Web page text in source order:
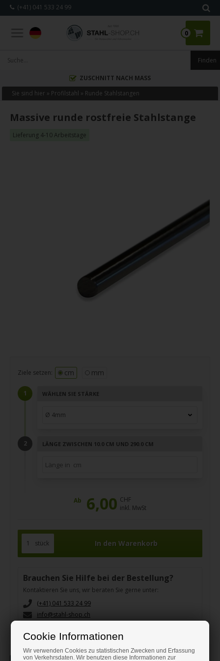
Cookie Informationen
Wir verwenden Cookies zu statistischen Zwecken und Erfassung
von Verkehrsdaten. Wir benutzen diese Informationen zur
(+41) 041 533 24 99
0
ZUSCHNITT NACH MASS
Sie sind hier » Profilstahl » Runde Stahlstangen
Massive runde rostfreie Stahlstange
Lieferung 4-10 Arbeitstage
Ziele setzen: cm mm
WÄHLEN SIE STÄRKE
LÄNGE ZWISCHEN 10.0 CM UND 290.0 CM
Ab 6,00 CHF
inkl. MwSt
stück
Brauchen Sie Hilfe bei der Bestellung?
Kontaktieren Sie uns, wir beraten Sie gerne unter:
(+41) 041 533 24 99
info@stahl-shop.ch